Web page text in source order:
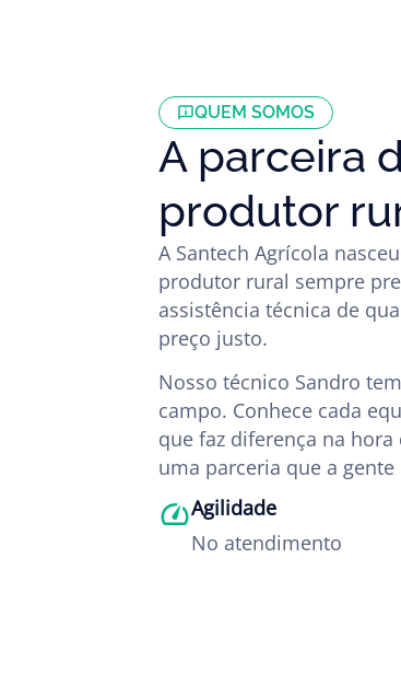
QUEM SOMOS
A parceira
produtor
A Santech Agrícola
produtor rural sempre
assistência técnica de
preço justo.
Nosso técnico Sandro
campo. Conhece cada
que faz diferença na
uma parceria que a
Agilidade
No atendimento